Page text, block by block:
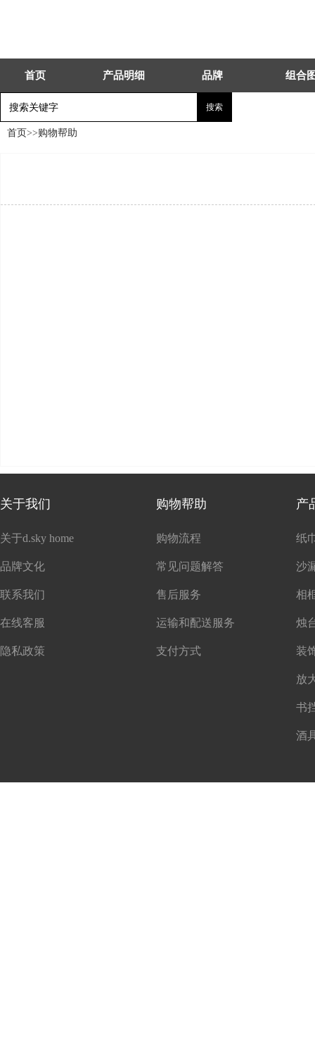
首页 产品明细 品牌 组合
首页>>购物帮助
关于我们
关于d.sky home
品牌文化
联系我们
在线客服
隐私政策
购物帮助
购物流程
常见问题解答
售后服务
运输和配送服务
支付方式
产
纸
沙
书
酒